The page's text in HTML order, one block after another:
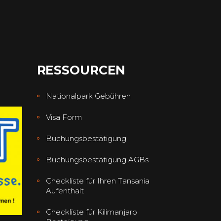
RESSOURCEN
Nationalpark Gebühren
Visa Form
Buchungsbestätigung
Buchungsbestätigung AGBs
Checkliste für Ihren Tansania
Aufenthalt
Checkliste für Kilimanjaro